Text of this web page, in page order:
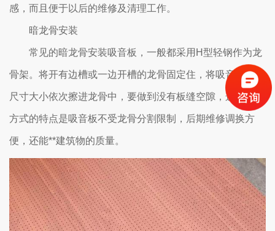
感，而且便于以后的维修及清理工作。
暗龙骨安装
常见的暗龙骨安装吸音板，一般都采用H型轻钢作为龙
骨架。将开有边槽或一边开槽的龙骨固定住，将吸音板按照
尺寸大小依次擦进龙骨中，要做到没有板缝空隙，这种安装
方式的特点是吸音板不受龙骨分割限制，后期维修调换方
便，还能**建筑物的质量。